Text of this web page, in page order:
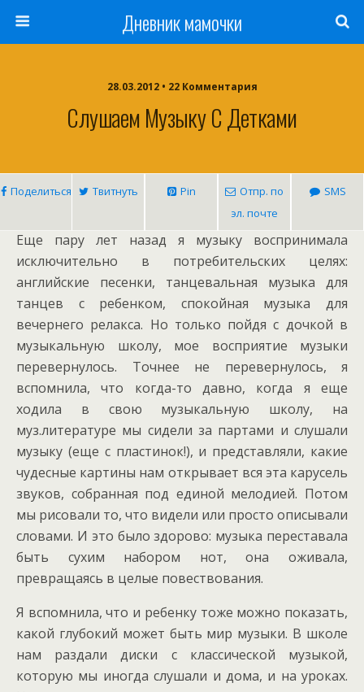
Дневник мамочки
28.03.2012 • 22 Комментария
Слушаем Музыку С Детками
Поделиться Твитнуть Pin
Отпр. по
эл. почте
SMS
Еще пару лет назад я музыку воспринимала
исключительно в потребительских целях:
английские песенки, танцевальная музыка для
танцев с ребенком, спокойная музыка для
вечернего релакса. Но только пойдя с дочкой в
музыкальную школу, мое восприятие музыки
перевернулось. Точнее не перевернулось, я
вспомнила, что когда-то давно, когда я еще
ходила в свою музыкальную школу, на
муз.литературе мы сидели за партами и слушали
музыку (еще с пластинок!), и представляли, какие
чудесные картины нам открывает вся эта карусель
звуков, собранная под единой мелодией. Потом
мы рисовали то, что видели или просто описывали
словами. И это было здорово: музыка переставала
быть сухим набором нот, она оживала,
превращаясь в целые повествования.
Я вспомнила, что и ребенку тоже можно показать,
какой глубокий может быть мир музыки. В школе
нам раздали диски с классической музыкой,
которую мы иногда слушали и дома, и на уроках.